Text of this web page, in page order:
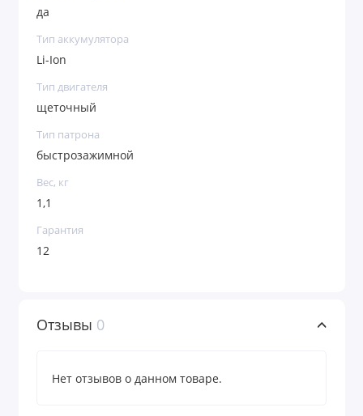
да
Тип аккумулятора
Li-Ion
Тип двигателя
щеточный
Тип патрона
быстрозажимной
Вес, кг
1,1
Гарантия
12
Отзывы 0
Нет отзывов о данном товаре.